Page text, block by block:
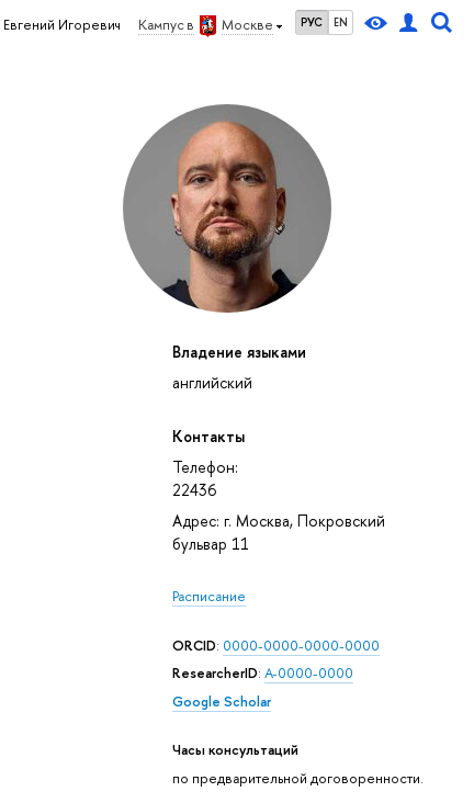
Кампус в Москве РУС EN
Игоревич
Владение языками
английский
Контакты
Телефон:
22436
Адрес: г. Москва, Покровский
бульвар 11
Расписание
ORCID: 0000-0000-0000-0000
ResearcherID: A-0000-0000
Google Scholar
Часы консультаций
по предварительной договоренности.